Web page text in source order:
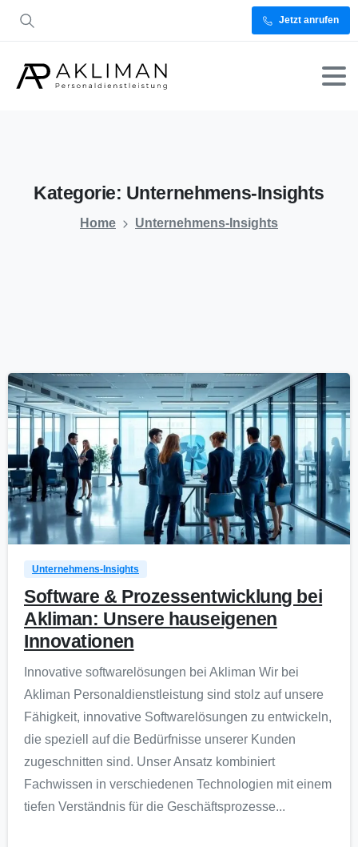
Jetzt anrufen
Kategorie: Unternehmens-Insights
Home Unternehmens-Insights
Unternehmens-Insights
Software & Prozessentwicklung bei
Akliman: Unsere hauseigenen
Innovationen
Innovative softwarelösungen bei Akliman Wir bei
Akliman Personaldienstleistung sind stolz auf unsere
Fähigkeit, innovative Softwarelösungen zu entwickeln,
die speziell auf die Bedürfnisse unserer Kunden
zugeschnitten sind. Unser Ansatz kombiniert
Fachwissen in verschiedenen Technologien mit einem
tiefen Verständnis für die Geschäftsprozesse...